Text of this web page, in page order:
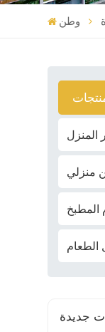
وطن
المنزل
منزلي
المطبخ
الطعام
جديدة